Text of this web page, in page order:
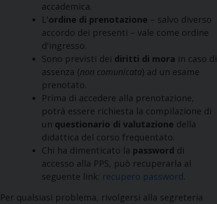
accademica.
L'ordine di prenotazione – salvo diverso
accordo dei presenti – vale come ordine
d'ingresso.
Sono previsti dei diritti di mora in caso di
assenza (non comunicata) ad un esame
prenotato.
Prima di accedere alla prenotazione,
potrà essere richiesta la compilazione di
un questionario di valutazione della
didattica del corso frequentato.
Chi ha dimenticato la password di
accesso alla PPS, può recuperarla al
seguente link: recupero password.
Per qualsiasi problema, rivolgersi alla segreteria